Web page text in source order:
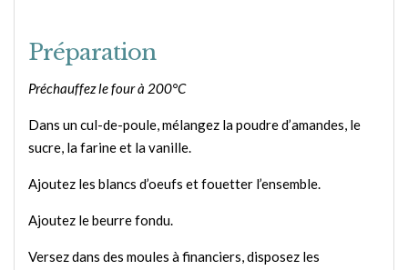
Préparation
Préchauffez le four à 200°C
Dans un cul-de-poule, mélangez la poudre d’amandes, le
sucre, la farine et la vanille.
Ajoutez les blancs d’oeufs et fouetter l’ensemble.
Ajoutez le beurre fondu.
Versez dans des moules à financiers, disposez les